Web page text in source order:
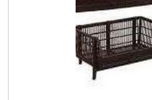
sistema de